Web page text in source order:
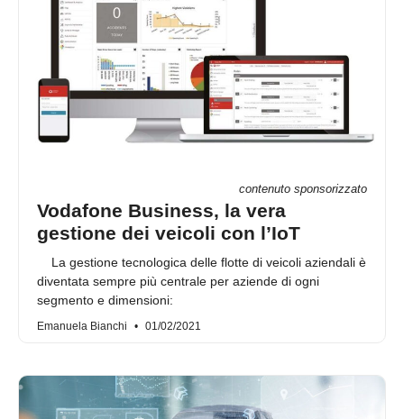
contenuto sponsorizzato
Vodafone Business, la vera
gestione dei veicoli con l’IoT
La gestione tecnologica delle flotte di veicoli aziendali è
diventata sempre più centrale per aziende di ogni
segmento e dimensioni:
Emanuela Bianchi 01/02/2021